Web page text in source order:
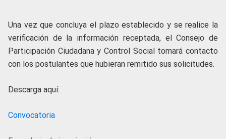
Una vez que concluya el plazo establecido y se realice la
verificación de la información receptada, el Consejo de
Participación Ciudadana y Control Social tomará contacto
con los postulantes que hubieran remitido sus solicitudes.
Descarga aquí:
Convocatoria